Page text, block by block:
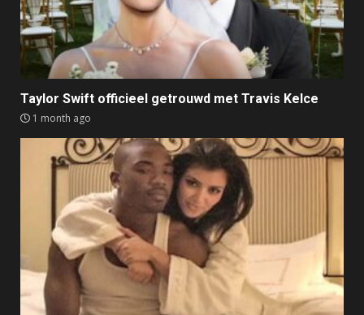
Taylor Swift officieel getrouwd met Travis Kelce
1 month ago